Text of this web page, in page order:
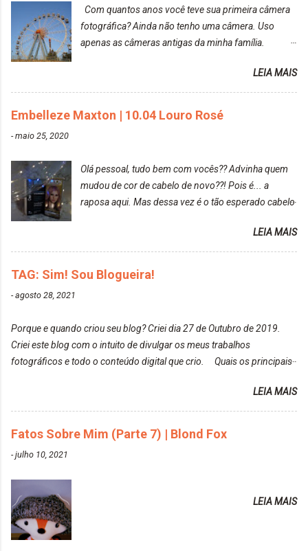
Par de luvas e um guia explicativo im...
Com quantos anos você teve sua primeira câmera
fotográfica? Ainda não tenho uma câmera. Uso
apenas as câmeras antigas da minha família.
diria que gosto mais de fotografar, mas comecei a
gostar bastante de ser a minha modelo. Você tem
uma boa câmera para fotografar? Ainda não tenho
uma super câmera profissional. Por enquanto, a
suas fotos? Sim. Posto aqui e pelas minhas páginas.
Tumblr, We heart it, ou instagram? Instagram. Eu
particularmente não gosto de Tumblr e nem do We
elas fiquem no modo original? Sou do time foto
de um determinado lugar ou de algo que estou
fotografan...
LEIA MAIS
Embelleze Maxton | 10.04 Louro Rosé
-maio 25, 2020
Olá pessoal, tudo bem com vocês?? Advinha quem
mudou de cor de cabelo de novo??! Pois é... a
raposa aqui. Mas dessa vez é o tão esperado cabelo
Louro Rosé Se vocês não acompanharam a saga do
meu cabelo colorido, vou deixar aqui embaixo, o link
de todos que fiz para vocês verem: ✨ Alfaparf | Alta
Moda é... Creative Crazy Colors Pink
Turkiss Blue
https://www.adrielly.com.br/2020/02/keraton-hard-
colors-turkiss-blue.html ✨ Alpha Line | Máscara
Ozzy Lilac
em meu cabelo, pois, sempre jogava tinta em cima
LEIA MAIS
TAG: Sim! Sou Blogueira!
-agosto 28, 2021
Porque e quando criou seu blog? Criei dia 27 de Outubro de 2019.
Criei este blog com o intuito de divulgar os meus trabalhos
fotográficos e todo o conteúdo digital que crio. Quais os principais
vida de Blogueira? Tem sido um sonho. Minha família me apoia muito.
Qual a parte chata da vida de Blogueira? Às vezes, a criatividade vai
embora... O que tem de melhor em ser Blogueira? Ver o seu trabalho
sendo reconhecido. Aonde deseja chegar com o seu Blog? Muito
além daquilo que imagino. Seu blog pra você é profissional ou passa-
tempo? Vejo como sendo profissional. Me empenho muito fazendo
tudo para ele. Quais blogs acompanha, e quais indica? Eu acompanho
o Drilly Design e comecei a ler as postagens do antigo blog da Sweet
Carol "Magic Days". Tem sido fácil o convívio com seguidoras e
leitoras? Claro. Seu blog já esta como quer, ou ainda ...
LEIA MAIS
Fatos Sobre Mim (Parte 7) | Blond Fox
-julho 10, 2021
LEIA MAIS